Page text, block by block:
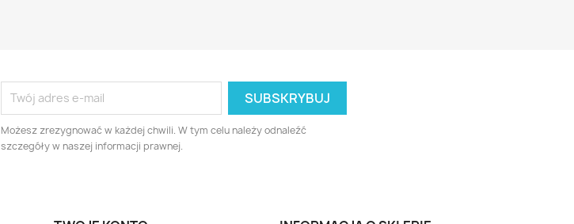
Możesz zrezygnować w każdej chwili. W tym celu należy odnaleźć
szczegóły w naszej informacji prawnej.